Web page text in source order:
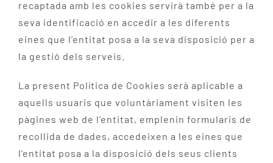
recaptada amb les cookies servirà també per a la
seva identificació en accedir a les diferents
eines que l’entitat posa a la seva disposició per a
la gestió dels serveis.
La present Política de Cookies serà aplicable a
aquells usuaris que voluntàriament visiten les
pàgines web de l’entitat, emplenin formularis de
recollida de dades, accedeixen a les eines que
l’entitat posa a la disposició dels seus clients